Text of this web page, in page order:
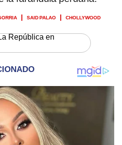
SAID PALAO CHOLLYWOOD
República en